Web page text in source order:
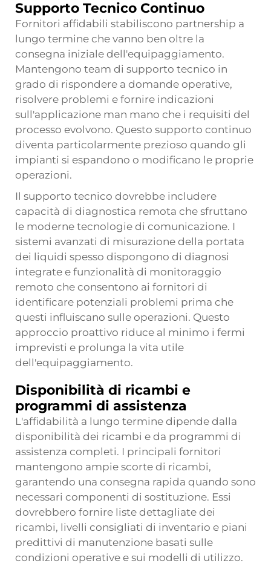
Supporto Tecnico Continuo
Fornitori affidabili stabiliscono partnership a
lungo termine che vanno ben oltre la
consegna iniziale dell'equipaggiamento.
Mantengono team di supporto tecnico in
grado di rispondere a domande operative,
risolvere problemi e fornire indicazioni
sull'applicazione man mano che i requisiti del
processo evolvono. Questo supporto continuo
diventa particolarmente prezioso quando gli
impianti si espandono o modificano le proprie
operazioni.
Il supporto tecnico dovrebbe includere
capacità di diagnostica remota che sfruttano
le moderne tecnologie di comunicazione. I
sistemi avanzati di misurazione della portata
dei liquidi spesso dispongono di diagnosi
integrate e funzionalità di monitoraggio
remoto che consentono ai fornitori di
identificare potenziali problemi prima che
questi influiscano sulle operazioni. Questo
approccio proattivo riduce al minimo i fermi
imprevisti e prolunga la vita utile
dell'equipaggiamento.
Disponibilità di ricambi e
programmi di assistenza
L'affidabilità a lungo termine dipende dalla
disponibilità dei ricambi e da programmi di
assistenza completi. I principali fornitori
mantengono ampie scorte di ricambi,
garantendo una consegna rapida quando sono
necessari componenti di sostituzione. Essi
dovrebbero fornire liste dettagliate dei
ricambi, livelli consigliati di inventario e piani
predittivi di manutenzione basati sulle
condizioni operative e sui modelli di utilizzo.